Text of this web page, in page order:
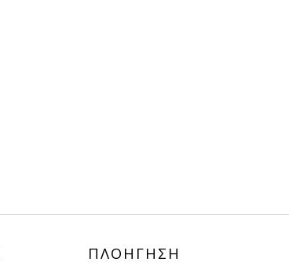
ΠΛΟΗΓΗΣΗ